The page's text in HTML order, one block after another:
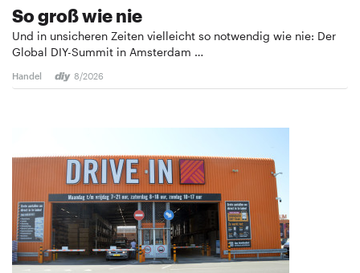
So groß wie nie
Und in unsicheren Zeiten vielleicht so notwendig wie nie: Der
Global DIY-Summit in Amsterdam …
Handel 8/2026